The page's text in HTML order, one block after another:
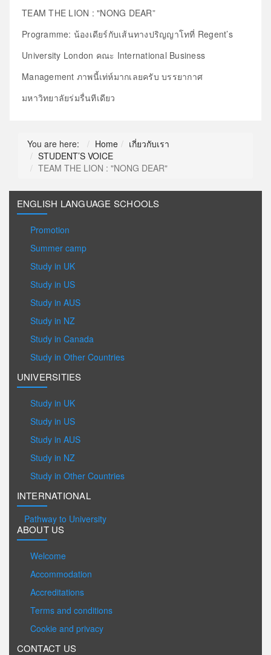
TEAM THE LION : "NONG DEAR”
Programme: น้องเดียร์กับเส้นทางปริญญาโทที่ Regent’s
University London คณะ International Business
Management ภาพนี้เท่ห์มากเลยครับ บรรยากาศ
มหาวิทยาลัยร่มรื่นทีเดียว
You are here: Home
เกี่ยวกับเรา
STUDENT’S VOICE
TEAM THE LION : "NONG DEAR"
ENGLISH LANGUAGE SCHOOLS
Promotion
Summer camp
Study in UK
Study in US
Study in AUS
Study in NZ
Study in Canada
Study in Other Countries
UNIVERSITIES
Study in UK
Study in US
Study in AUS
Study in NZ
Study in Other Countries
INTERNATIONAL
Pathway to University
ABOUT US
Welcome
Accommodation
Accreditations
Terms and conditions
Cookie and privacy
CONTACT US